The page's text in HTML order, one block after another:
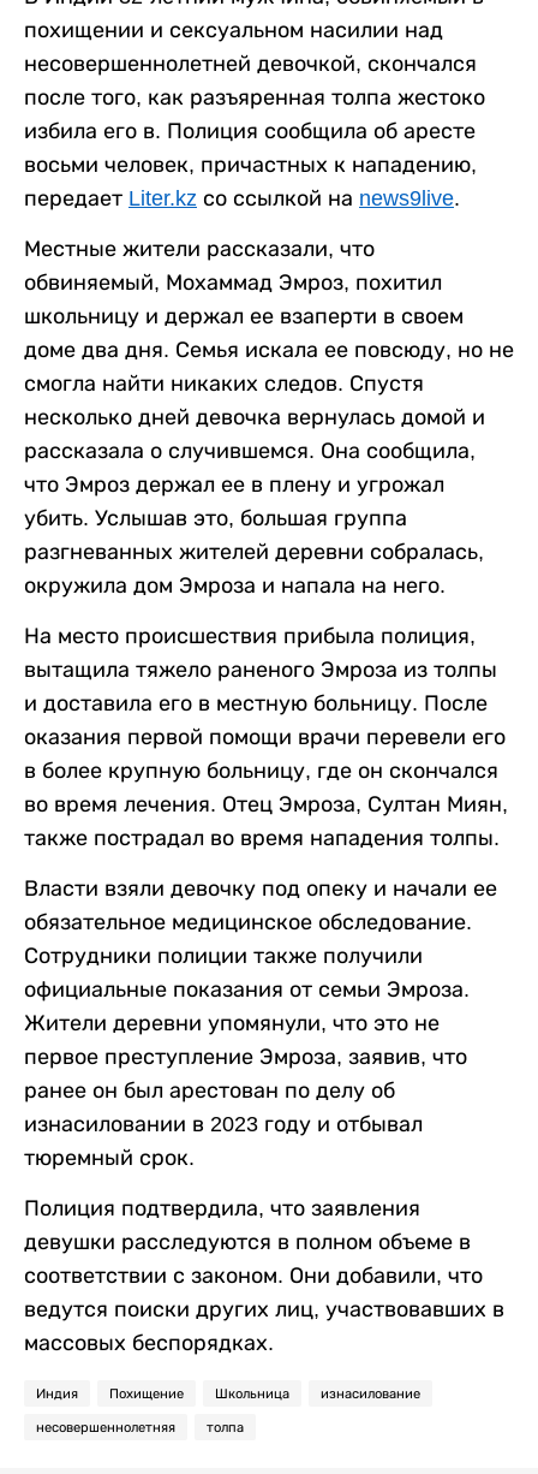
похищении и сексуальном насилии над
несовершеннолетней девочкой, скончался
после того, как разъяренная толпа жестоко
избила его в. Полиция сообщила об аресте
восьми человек, причастных к нападению,
передает Liter.kz со ссылкой на news9live.
Местные жители рассказали, что
обвиняемый, Мохаммад Эмроз, похитил
школьницу и держал ее взаперти в своем
доме два дня. Семья искала ее повсюду, но не
смогла найти никаких следов. Спустя
несколько дней девочка вернулась домой и
рассказала о случившемся. Она сообщила,
что Эмроз держал ее в плену и угрожал
убить. Услышав это, большая группа
разгневанных жителей деревни собралась,
окружила дом Эмроза и напала на него.
На место происшествия прибыла полиция,
вытащила тяжело раненого Эмроза из толпы
и доставила его в местную больницу. После
оказания первой помощи врачи перевели его
в более крупную больницу, где он скончался
во время лечения. Отец Эмроза, Султан Миян,
также пострадал во время нападения толпы.
Власти взяли девочку под опеку и начали ее
обязательное медицинское обследование.
Сотрудники полиции также получили
официальные показания от семьи Эмроза.
Жители деревни упомянули, что это не
первое преступление Эмроза, заявив, что
ранее он был арестован по делу об
изнасиловании в 2023 году и отбывал
тюремный срок.
Полиция подтвердила, что заявления
девушки расследуются в полном объеме в
соответствии с законом. Они добавили, что
ведутся поиски других лиц, участвовавших в
массовых беспорядках.
Индия Похищение Школьница изнасилование
несовершеннолетняя толпа